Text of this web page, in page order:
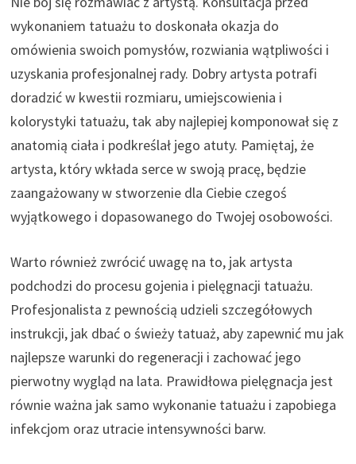
wykonaniem tatuażu to doskonała okazja do
omówienia swoich pomysłów, rozwiania wątpliwości i
uzyskania profesjonalnej rady. Dobry artysta potrafi
doradzić w kwestii rozmiaru, umiejscowienia i
kolorystyki tatuażu, tak aby najlepiej komponował się z
anatomią ciała i podkreślał jego atuty. Pamiętaj, że
artysta, który wkłada serce w swoją pracę, będzie
zaangażowany w stworzenie dla Ciebie czegoś
wyjątkowego i dopasowanego do Twojej osobowości.
Warto również zwrócić uwagę na to, jak artysta
podchodzi do procesu gojenia i pielęgnacji tatuażu.
Profesjonalista z pewnością udzieli szczegółowych
instrukcji, jak dbać o świeży tatuaż, aby zapewnić mu jak
najlepsze warunki do regeneracji i zachować jego
pierwotny wygląd na lata. Prawidłowa pielęgnacja jest
równie ważna jak samo wykonanie tatuażu i zapobiega
infekcjom oraz utracie intensywności barw.